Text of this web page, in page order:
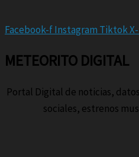
Facebook-fInstagram Tiktok
METEORITO DIGITAL
Portal Digital de noticias,
sociales, estrenos